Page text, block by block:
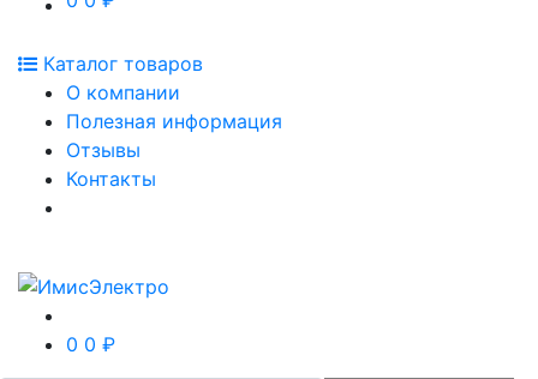
Каталог товаров
О компании
Полезная информация
Отзывы
Контакты
0 0 ₽